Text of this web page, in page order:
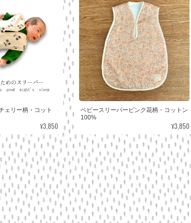
ェリー柄・コット
¥3,850
ベビースリーパーピンク花柄・コットン
100%
¥3,850